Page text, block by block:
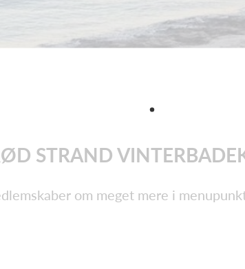
STRAND
om meget mere i